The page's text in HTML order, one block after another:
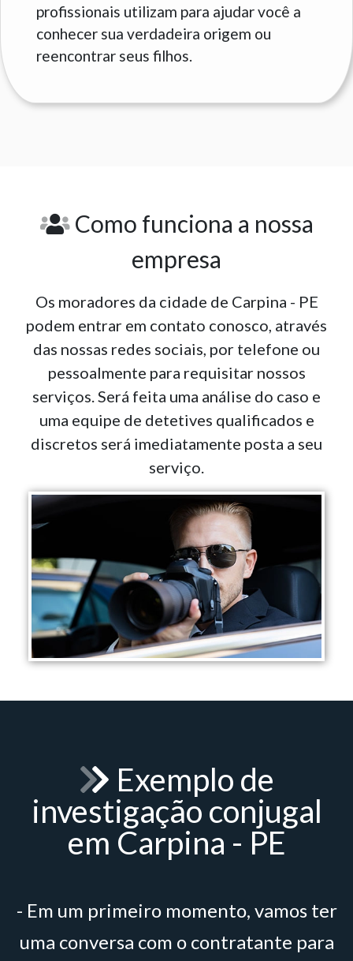
profissionais utilizam para ajudar você a
conhecer sua verdadeira origem ou
reencontrar seus filhos.
Como funciona a nossa
empresa
Os moradores da cidade de Carpina - PE
podem entrar em contato conosco, através
das nossas redes sociais, por telefone ou
pessoalmente para requisitar nossos
serviços. Será feita uma análise do caso e
uma equipe de detetives qualificados e
discretos será imediatamente posta a seu
serviço.
Exemplo de
investigação conjugal
em Carpina - PE
- Em um primeiro momento, vamos ter
uma conversa com o contratante para